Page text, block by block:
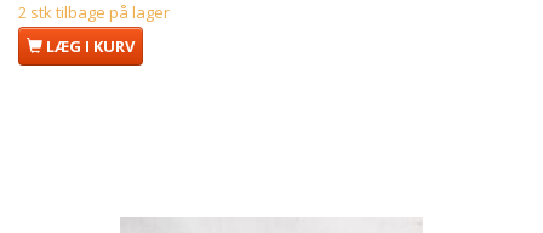
2 stk tilbage på lager
LÆG I KURV